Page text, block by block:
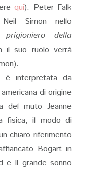
qui). Peter Falk
Simon nello
della
il suo ruolo verrà
è interpretata da
di origine
del muto Jeanne
fisica, il modo di
chiaro riferimento
Bogart in
e Il grande sonno